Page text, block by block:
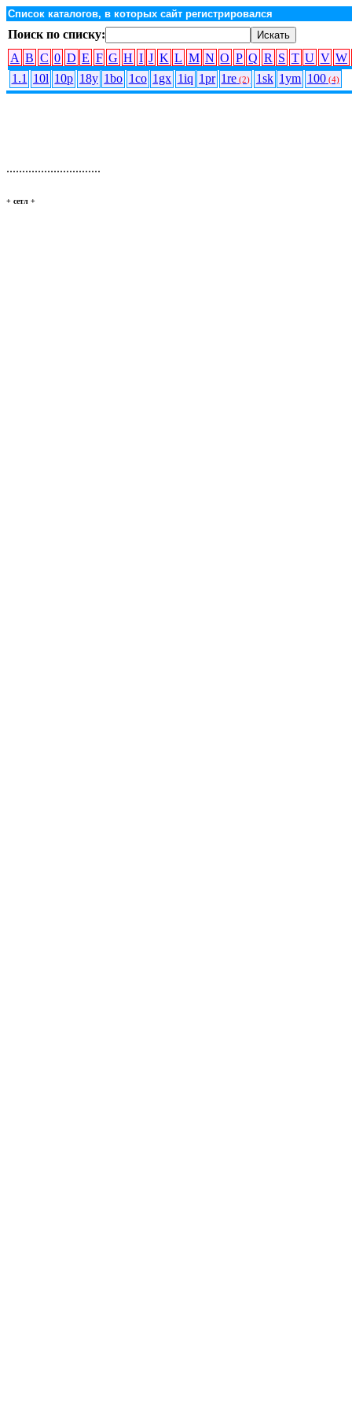
Список каталогов, в которых сайт регистрировался
Поиск по списку:
A B C 0 D E F G H I J K L M N O P Q R S T U V W
1.1
10l 10p 18y 1bo 1co 1gx 1iq 1pr 1re (2) 1sk 1ym 100(4)
..............................
+ сетл +